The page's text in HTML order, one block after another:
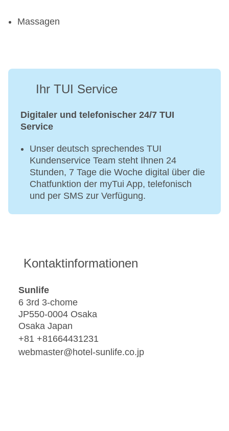
Massagen
Ihr TUI Service
Digitaler und telefonischer 24/7 TUI
Service
Unser deutsch sprechendes TUI
Kundenservice Team steht Ihnen 24
Stunden, 7 Tage die Woche digital über die
Chatfunktion der myTui App, telefonisch
und per SMS zur Verfügung.
Kontaktinformationen
Sunlife
6 3rd 3-chome
JP550-0004 Osaka
Osaka Japan
+81 +81664431231
webmaster@hotel-sunlife.co.jp